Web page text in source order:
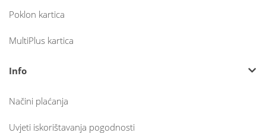
Poklon kartica
MultiPlus kartica
Info
Načini plaćanja
Uvjeti iskorištavanja pogodnosti